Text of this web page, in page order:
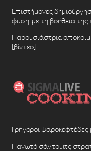
Επιστήμονες
φύση, με τη βοήθεια της
Παρουσιάστρια
[βίντεο]
Γρήγοροι ψαροκεφτέδες
Παγωτό σάντουιτς